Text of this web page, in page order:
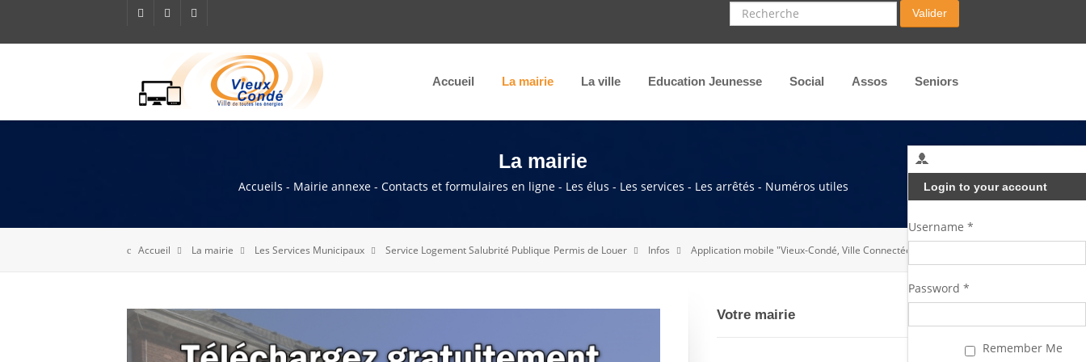
Recherche Valider
Accueil La mairie La ville Education Jeunesse Social Assos Seniors
Login to your account
Username *
Password *
Remember Me
La mairie
Accueils - Mairie annexe - Contacts et formulaires en ligne - Les élus - Les services - Les arrêtés - Numéros utiles
Accueil La mairie Les Services Municipaux Service Logement Salubrité Publique Permis de Louer Infos Application mobile "Vieux-Condé, Ville Connectée"
Votre mairie